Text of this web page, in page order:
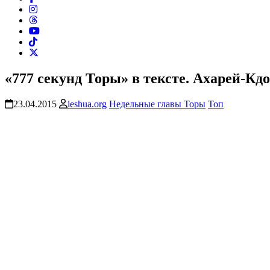
«777 секунд Торы» в тексте. Ахарей-
23.04.2015 ieshua.org Недельные главы Торы Топ